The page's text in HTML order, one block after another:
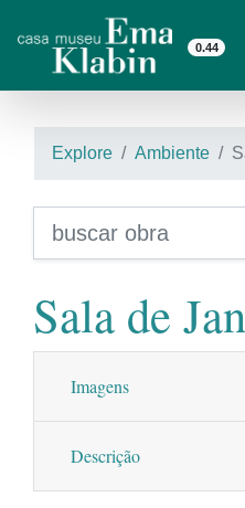
0.44
Explore Ambiente
Sala de
Imagens
Descrição